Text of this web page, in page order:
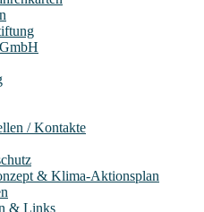
/ Kontakte
& Klima-Aktionsplan
& Links